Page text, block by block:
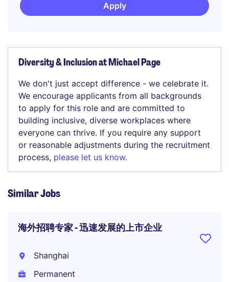
Apply
Diversity & Inclusion at Michael Page
We don't just accept difference - we celebrate it.
We encourage applicants from all backgrounds
to apply for this role and are committed to
building inclusive, diverse workplaces where
everyone can thrive. If you require any support
or reasonable adjustments during the recruitment
process, please let us know.
Similar Jobs
海外招聘专家 - 迅速发展的上市企业
Shanghai
Permanent